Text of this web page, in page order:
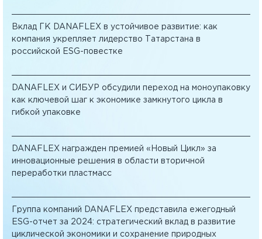
Вклад ГК DANAFLEX в устойчивое развитие: как
компания укрепляет лидерство Татарстана в
российской ESG-повестке
DANAFLEX и СИБУР обсудили переход на моноупаковку
как ключевой шаг к экономике замкнутого цикла в
гибкой упаковке
DANAFLEX награжден премией «Новый Цикл» за
инновационные решения в области вторичной
переработки пластмасс
Группа компаний DANAFLEX представила ежегодный
ESG-отчет за 2024: стратегический вклад в развитие
циклической экономики и сохранение природных